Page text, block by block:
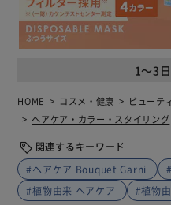
1～3
HOME コスメ・健康
ビューテ
ヘアケア・カラー・スタイリング
関連するキーワード
#ヘアケア Bouquet Garni
#植物由来 ヘアケア
#植物